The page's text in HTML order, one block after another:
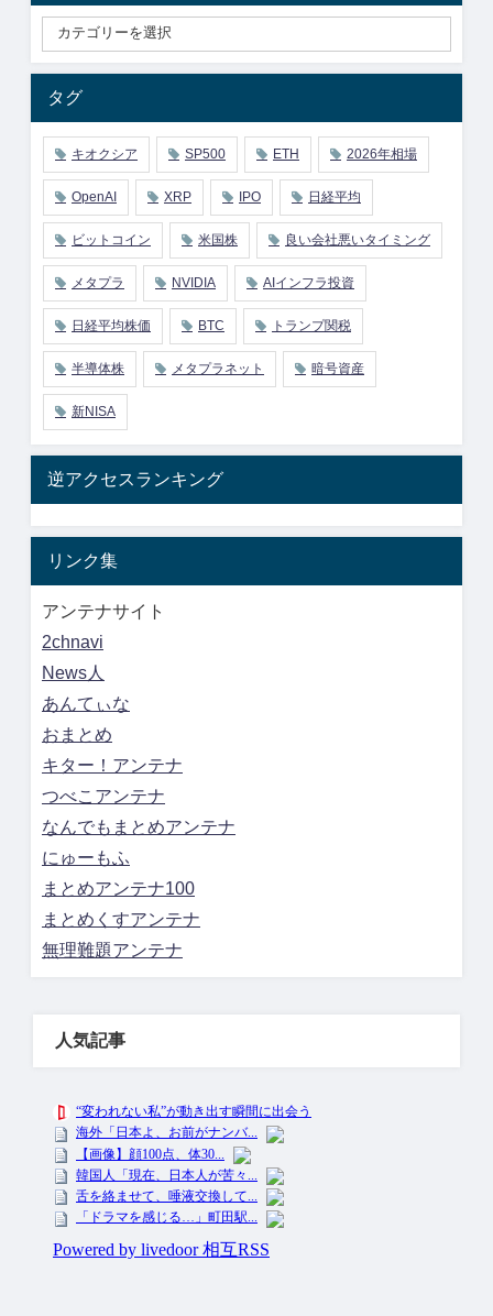
タグ
キオクシア SP500 ETH 2026年相場
OpenAI XRP IPO 日経平均
ビットコイン 米国株 良い会社悪いタイミング
メタプラ NVIDIA AIインフラ投資
日経平均株価 BTC トランプ関税
半導体株 メタプラネット 暗号資産
新NISA
逆アクセスランキング
リンク集
アンテナサイト
2chnavi
News人
あんてぃな
おまとめ
キター！アンテナ
つべこアンテナ
なんでもまとめアンテナ
にゅーもふ
まとめアンテナ100
まとめくすアンテナ
無理難題アンテナ
人気記事